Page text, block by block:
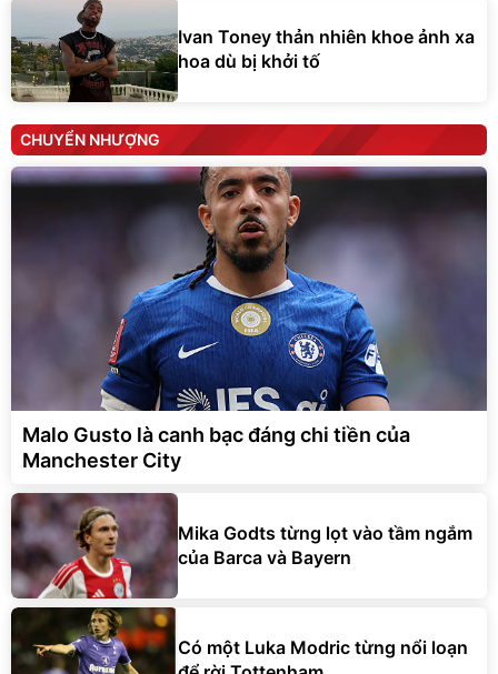
Ivan Toney thản nhiên khoe ảnh xa
hoa dù bị khởi tố
CHUYỂN NHƯỢNG
Malo Gusto là canh bạc đáng chi tiền của
Manchester City
Mika Godts từng lọt vào tầm ngắm
của Barca và Bayern
Có một Luka Modric từng nổi loạn